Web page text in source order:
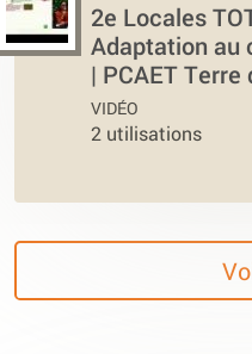
2e Locales
Adaptation au
| PCAET Terre
VIDÉO
2 utilisations